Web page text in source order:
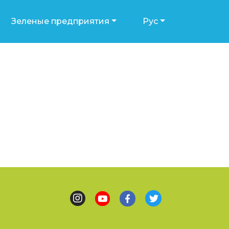
Зеленые предприятия Рус